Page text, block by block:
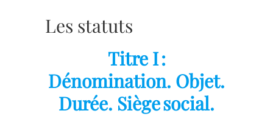
Les statuts
Titre I :
Dénomination. Objet.
Durée. Siège social.